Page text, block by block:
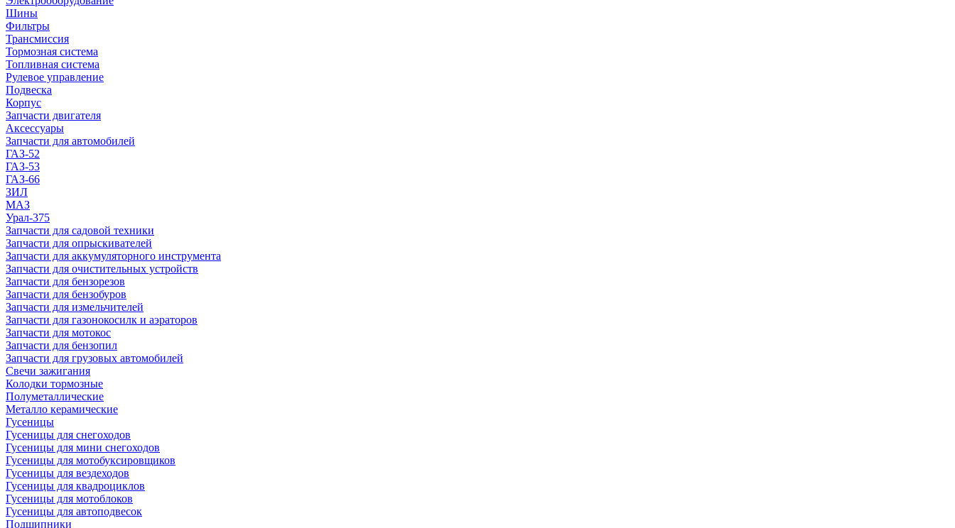
Шины
Фильтры
Трансмиссия
Тормозная система
Топливная система
Рулевое управление
Подвеска
Корпус
Запчасти двигателя
Аксессуары
Запчасти для автомобилей
ГАЗ-52
ГАЗ-53
ГАЗ-66
ЗИЛ
МАЗ
Урал-375
Запчасти для садовой техники
Запчасти для опрыскивателей
Запчасти для аккумуляторного инструмента
Запчасти для очистительных устройств
Запчасти для бензорезов
Запчасти для бензобуров
Запчасти для измельчителей
Запчасти для газонокосилк и аэраторов
Запчасти для мотокос
Запчасти для бензопил
Запчасти для грузовых автомобилей
Свечи зажигания
Колодки тормозные
Полуметаллические
Металло керамические
Гусеницы
Гусеницы для снегоходов
Гусеницы для мини снегоходов
Гусеницы для мотобуксировщиков
Гусеницы для вездеходов
Гусеницы для квадроциклов
Гусеницы для мотоблоков
Гусеницы для автоподвесок
Подшипники